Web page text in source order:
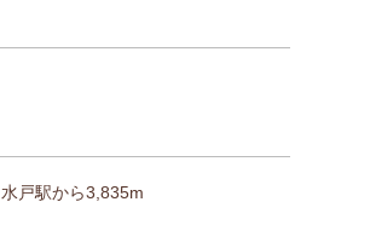
水戸駅から3,835m